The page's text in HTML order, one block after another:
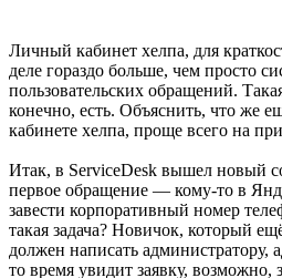
Личный кабинет хелпа, для
деле гораздо больше, чем просто
пользовательских обращений.
конечно, есть. Объяснить, что же
кабинете хелпа, проще всего на
Итак, в ServiceDesk вышел новый
первое обращение — кому-то в
завести корпоративный номер
такая задача? Новичок, который
должен написать администратору,
то время увидит заявку, возможно,